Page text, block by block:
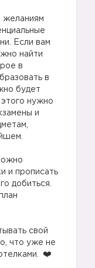
желаниям
Если вам
найти
в
в
будет
нужно
и
и прописать
добиться.
свой
что уже не